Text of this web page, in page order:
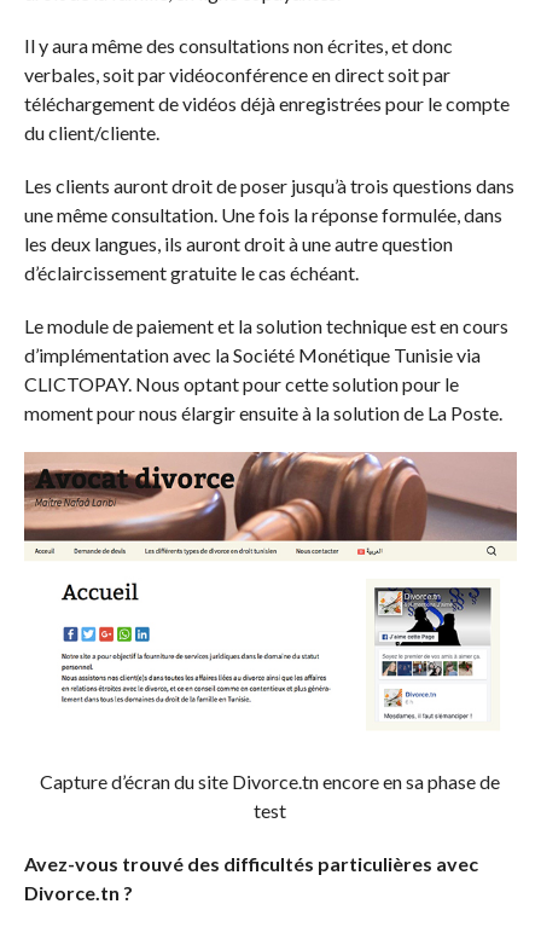
Il y aura même des consultations non écrites, et donc
verbales, soit par vidéoconférence en direct soit par
téléchargement de vidéos déjà enregistrées pour le compte
du client/cliente.
Les clients auront droit de poser jusqu’à trois questions dans
une même consultation. Une fois la réponse formulée, dans
les deux langues, ils auront droit à une autre question
d’éclaircissement gratuite le cas échéant.
Le module de paiement et la solution technique est en cours
d’implémentation avec la Société Monétique Tunisie via
CLICTOPAY. Nous optant pour cette solution pour le
moment pour nous élargir ensuite à la solution de La Poste.
Capture d’écran du site Divorce.tn encore en sa phase de
test
Avez-vous trouvé des difficultés particulières avec
Divorce.tn ?